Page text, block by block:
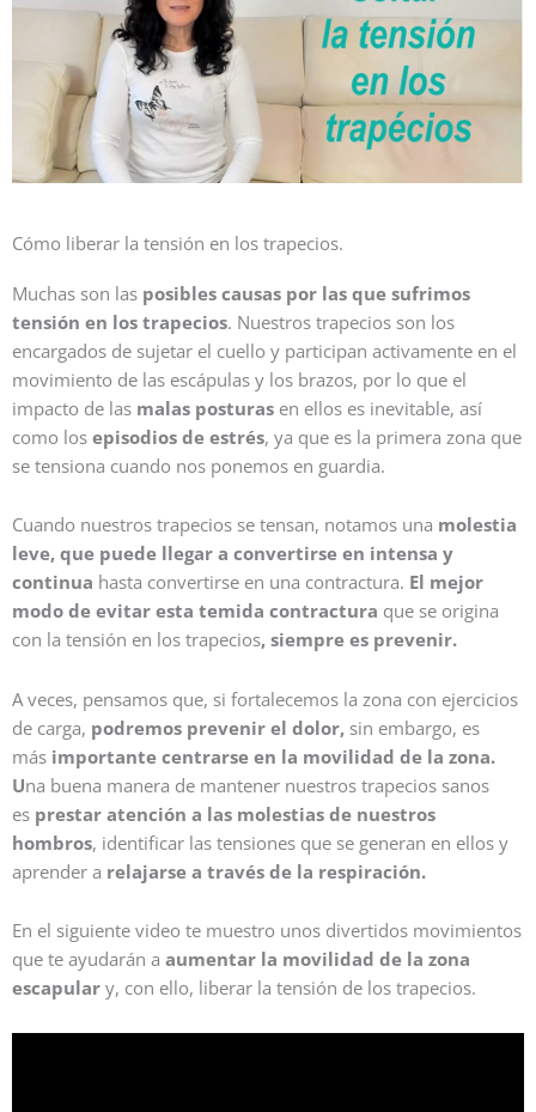
Cómo liberar la tensión en los trapecios.
Muchas son las posibles causas por las que sufrimos
tensión en los trapecios. Nuestros trapecios son los
encargados de sujetar el cuello y participan activamente en el
movimiento de las escápulas y los brazos, por lo que el
impacto de las malas posturas en ellos es inevitable, así
como los episodios de estrés, ya que es la primera zona que
se tensiona cuando nos ponemos en guardia.
Cuando nuestros trapecios se tensan, notamos una molestia
leve, que puede llegar a convertirse en intensa y
continua hasta convertirse en una contractura. El mejor
modo de evitar esta temida contractura que se origina
con la tensión en los trapecios, siempre es prevenir.
A veces, pensamos que, si fortalecemos la zona con ejercicios
de carga, podremos prevenir el dolor, sin embargo, es
más importante centrarse en la movilidad de la zona.
Una buena manera de mantener nuestros trapecios sanos
es prestar atención a las molestias de nuestros
hombros, identificar las tensiones que se generan en ellos y
aprender a relajarse a través de la respiración.
En el siguiente video te muestro unos divertidos movimientos
que te ayudarán a aumentar la movilidad de la zona
escapular y, con ello, liberar la tensión de los trapecios.